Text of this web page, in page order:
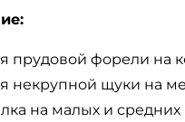
прудовой форели на
некрупной щуки на
на малых и средних